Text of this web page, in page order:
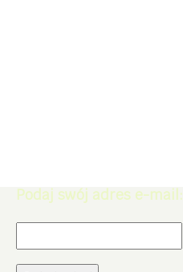
Podaj swój adres e-mail: